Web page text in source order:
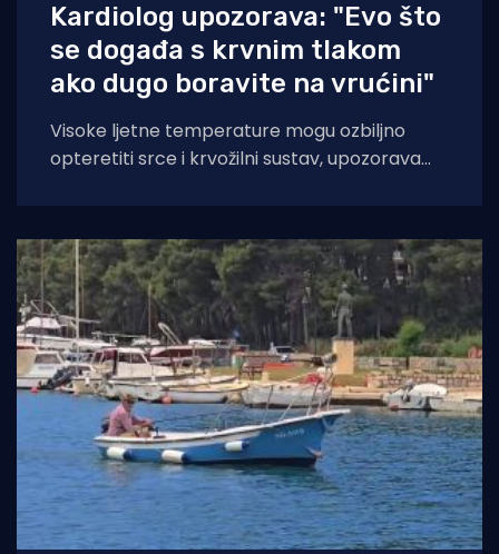
Kardiolog upozorava: "Evo što
se događa s krvnim tlakom
ako dugo boravite na vrućini"
Visoke ljetne temperature mogu ozbiljno
opteretiti srce i krvožilni sustav, upozorava